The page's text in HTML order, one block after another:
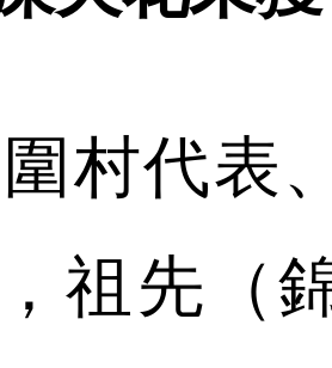
村代表
祖先（